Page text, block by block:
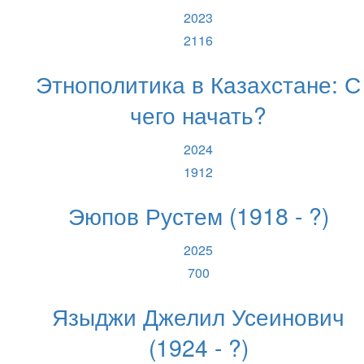
2023
2116
Этнополитика в Казахстане: С
чего начать?
2024
1912
Эюпов Рустем (1918 - ?)
2025
700
Языджи Джелил Усеинович
(1924 - ?)